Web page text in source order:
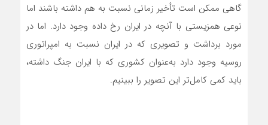
گاهی ممکن است تأخیر زمانی نسبت به هم داشته باشند اما
نوعی همزیستی با آنچه در ایران رخ داده وجود دارد. اما در
مورد برداشت و تصویری که در ایران نسبت به امپراتوری
روسیه وجود دارد به‌عنوان کشوری که با ایران جنگ داشته،
باید کمی کامل‌تر این تصویر را ببینیم.